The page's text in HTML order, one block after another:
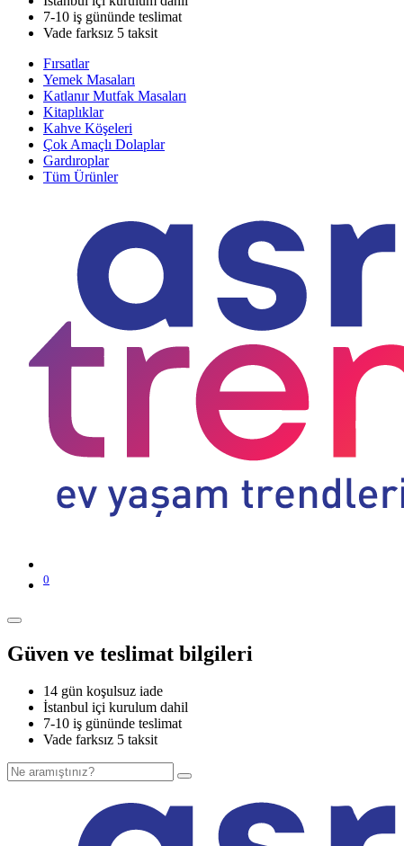
7-10 iş gününde teslimat
Vade farksız 5 taksit
Fırsatlar
Yemek Masaları
Katlanır Mutfak Masaları
Kitaplıklar
Kahve Köşeleri
Çok Amaçlı Dolaplar
Gardıroplar
Tüm Ürünler
0
Güven ve teslimat bilgileri
14 gün koşulsuz iade
İstanbul içi kurulum dahil
7-10 iş gününde teslimat
Vade farksız 5 taksit